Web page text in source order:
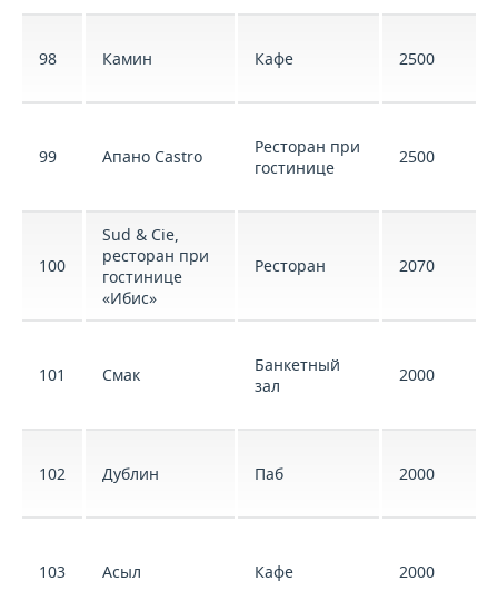
98 Камин Кафе 2500
99 Апано Castro
Ресторан при
гостинице
2500
100
Sud & Cie,
ресторан при
гостинице
«Ибис»
Ресторан 2070
101 Смак
Банкетный
зал
2000
102 Дублин Паб 2000
103 Асыл Кафе 2000